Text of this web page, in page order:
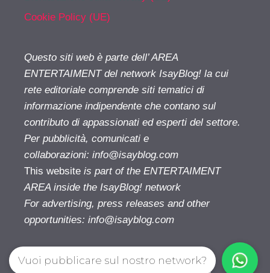
Cookie Policy (UE)
Questo siti web è parte dell’ AREA
ENTERTAIMENT del network IsayBlog! la cui
rete editoriale comprende siti tematici di
informazione indipendente che contano sul
contributo di appassionati ed esperti del settore.
Per pubblicità, comunicati e
collaborazioni: info@isayblog.com
This website is part of the ENTERTAIMENT
AREA inside the IsayBlog! network
For advertising, press releases and other
opportunities: info@isayblog.com
Vuoi pubblicare sul nostro network?